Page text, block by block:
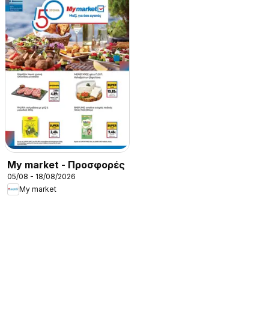
My market - Προσφορές
05/08 - 18/08/2026
My market